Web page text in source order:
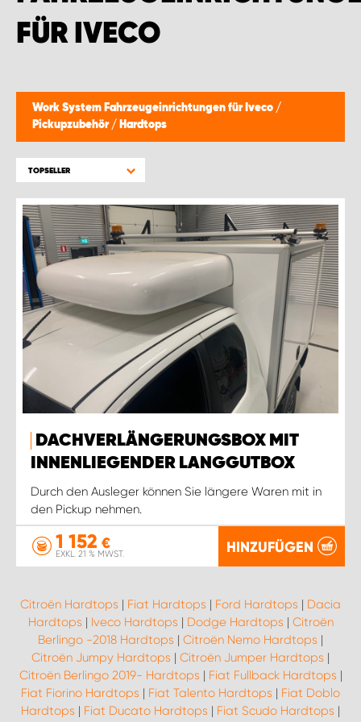
FÜR IVECO
Work System Fahrzeugeinrichtungen für Iveco /
Pickupzubehör / Hardtops
TOPSELLER
DACHVERLÄNGERUNGSBOX MIT
INNENLIEGENDER LANGGUTBOX
Durch den Ausleger können Sie längere Waren mit in
den Pickup nehmen.
1 152 €
EXKL. 21 % MWST. HINZUFÜGEN
Citroën Hardtops | Fiat Hardtops | Ford Hardtops | Dacia
Hardtops | Iveco Hardtops | Dodge Hardtops | Citroën
Berlingo -2018 Hardtops | Citroën Nemo Hardtops |
Citroën Jumpy Hardtops | Citroën Jumper Hardtops |
Citroën Berlingo 2019- Hardtops | Fiat Fullback Hardtops |
Fiat Fiorino Hardtops | Fiat Talento Hardtops | Fiat Doblo
Hardtops | Fiat Ducato Hardtops | Fiat Scudo Hardtops |
WORK SYSTEM NAMEN
WORK SYSTEM WORK SYSTEM BRÜGGE